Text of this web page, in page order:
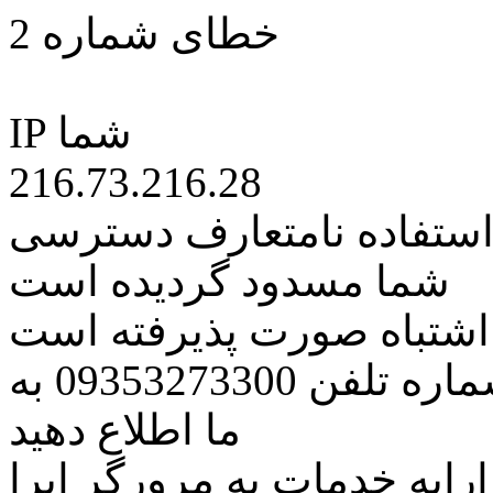
خطای شماره 2
IP شما
216.73.216.28
نامتعارف دسترسی
شما مسدود گردیده است
اشتباه صورت پذیرفته است
مراتب این مسئله را از طریق شماره تلفن 09353273300 به
ما اطلاع دهید
خدمات به مرورگر اپرا